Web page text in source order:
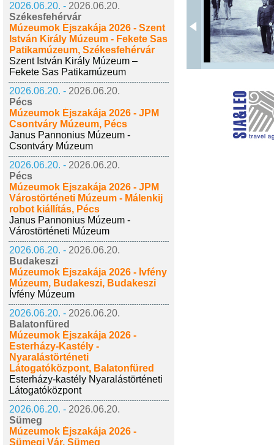
2026.06.20. - 2026.06.20.
Székesfehérvár
Múzeumok Éjszakája 2026 - Szent
István Király Múzeum - Fekete Sas
Patikamúzeum, Székesfehérvár
Szent István Király Múzeum –
Fekete Sas Patikamúzeum
2026.06.20. - 2026.06.20.
Pécs
Múzeumok Éjszakája 2026 - JPM
Csontváry Múzeum, Pécs
Janus Pannonius Múzeum -
Csontváry Múzeum
2026.06.20. - 2026.06.20.
Pécs
Múzeumok Éjszakája 2026 - JPM
Várostörténeti Múzeum - Málenkij
robot kiállítás, Pécs
Janus Pannonius Múzeum -
Várostörténeti Múzeum
2026.06.20. - 2026.06.20.
Budakeszi
Múzeumok Éjszakája 2026 - Ívfény
Múzeum, Budakeszi, Budakeszi
Ívfény Múzeum
2026.06.20. - 2026.06.20.
Balatonfüred
Múzeumok Éjszakája 2026 -
Esterházy-Kastély -
Nyaralástörténeti
Látogatóközpont, Balatonfüred
Esterházy-kastély Nyaralástörténeti
Látogatóközpont
2026.06.20. - 2026.06.20.
Sümeg
Múzeumok Éjszakája 2026 -
Sümegi Vár, Sümeg